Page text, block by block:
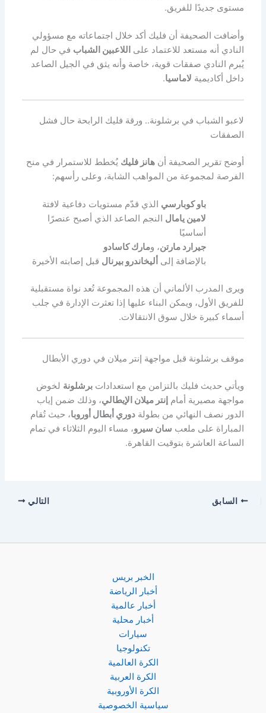
مستوى جديدًا للفريق.
وأضافت الصحيفة أن فليك أكد خلال اجتماعاته مع مسؤولي
النادي أنه مستعد للاعتماد على اللاعبين الشباب في حال لم
يُبرم النادي صفقات قوية، خاصة وأنه يثق في الجيل الصاعد
داخل أكاديمية لاماسيا.
لاعبو الشباب في برشلونة.. ورقة فليك الرابحة حال فشل
الصفقات
أوضح تقرير الصحيفة أنهانز فليك يُخطط للاستمرار في منح
الفرصة لمجموعة من المواهب الشابة، وعلى رأسهم:
باو كوبارسي الذي قدّم مستويات دفاعية لافتة
لامين يامال النجم الصاعد الذي أصبح عنصرًا
أساسيًا
جيرارد مارتن، ومارك كاسادو
بالإضافة إلى أليخاندرو بيرنال قبل إصابته الأخيرة
ويرى المدرب الألماني أن هذه المجموعة تُعد نواة مستقبلية
للفريق الأول، ويمكن البناء عليها إذا تعثرت الإدارة في جلب
أسماء كبيرة خلال سوق الانتقالات.
موقف برشلونة قبل مواجهة إنتر ميلان في دوري الأبطال
ويأتي حديث فليك بالتزامن مع استعداداتبرشلونة لخوض
مواجهة مصيرية أمامإنتر ميلان الإيطالي، وذلك ضمن إياب
الدور نصف النهائي من بطولةدوري أبطال أوروبا، حيث تُقام
المباراة على ملعب سان سيرو، مساء اليوم الثلاثاء في تمام
الساعة العاشرة بتوقيت القاهرة.
السابق التالي
الخبر بريس
أخبار الرياضة
أخبار عالمية
أخبار محلية
سيارات
تكنولوجيا
الكرة العالمية
الكرة العربية
الكرة الأوروبية
سياسية الخصوصية